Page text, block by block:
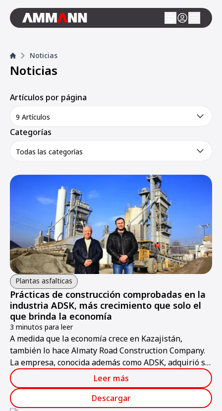
Noticias
Noticias
Artículos por página
9 Artículos
Categorías
Todas las categorías
Plantas asfalticas
Prácticas de construcción comprobadas en la
industria ADSK, más crecimiento que solo el
que brinda la economía
3 minutos para leer
A medida que la economía crece en Kazajistán,
también lo hace Almaty Road Construction Company.
La empresa, conocida además como ADSK, adquirió su
primera planta Ammann mezcladora de asfalto en
2001 y compró 2 más desde entonces.
Leer más
Descargar